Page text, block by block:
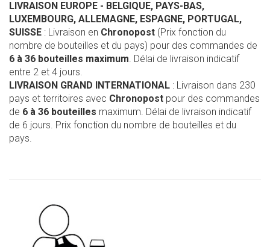
LIVRAISON EUROPE - BELGIQUE, PAYS-BAS,
LUXEMBOURG, ALLEMAGNE, ESPAGNE, PORTUGAL,
SUISSE : Livraison en Chronopost (Prix fonction du
nombre de bouteilles et du pays) pour des commandes de
6 à 36 bouteilles maximum. Délai de livraison indicatif
entre 2 et 4 jours.
LIVRAISON GRAND INTERNATIONAL : Livraison dans 230
pays et territoires avec Chronopost pour des commandes
de 6 à 36 bouteilles maximum. Délai de livraison indicatif
de 6 jours. Prix fonction du nombre de bouteilles et du
pays.